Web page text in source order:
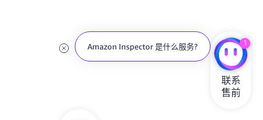
Amazon Inspector 是什么服务? 1
联系
售前